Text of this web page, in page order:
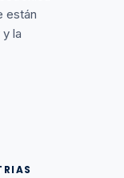
están
la